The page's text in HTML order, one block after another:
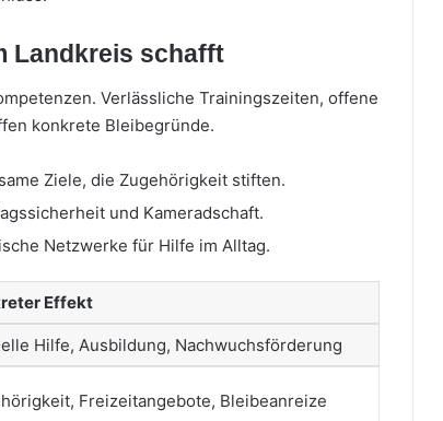
Landkreis schafft
Verlässliche Trainingszeiten, offene
konkrete Bleibegründe.
Ziele, die Zugehörigkeit stiften.
und Kameradschaft.
Netzwerke für Hilfe im Alltag.
Effekt
Hilfe, Ausbildung, Nachwuchsförderung
Freizeitangebote, Bleibeanreize